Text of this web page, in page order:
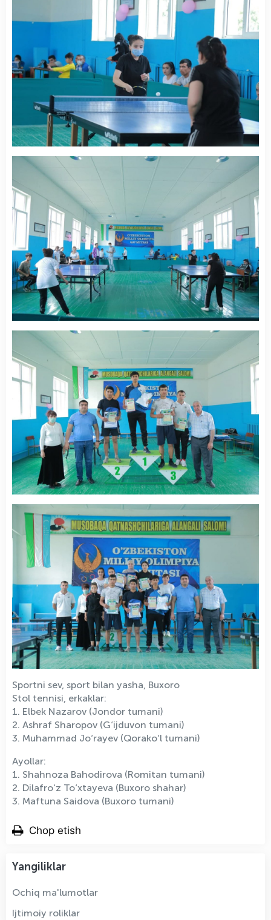
Sportni sev, sport bilan yasha, Buxoro
Stol tennisi, erkaklar:
1. Elbek Nazarov (Jondor tumani)
2. Ashraf Sharopov (G‘ijduvon tumani)
3. Muhammad Jo‘rayev (Qorako‘l tumani)
Ayollar:
1. Shahnoza Bahodirova (Romitan tumani)
2. Dilafro‘z To‘xtayeva (Buxoro shahar)
3. Maftuna Saidova (Buxoro tumani)
Chop etish
Yangiliklar
Ochiq ma'lumotlar
Ijtimoiy roliklar